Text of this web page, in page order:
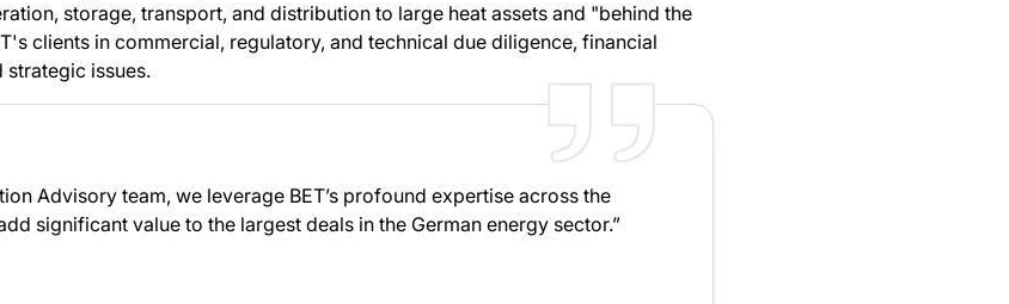
storage, transport, and distribution to large heat assets and "behind the
clients in commercial, regulatory, and technical due diligence, financial
strategic issues.
Advisory team, we leverage BET’s profound expertise across the
significant value to the largest deals in the German energy sector.”